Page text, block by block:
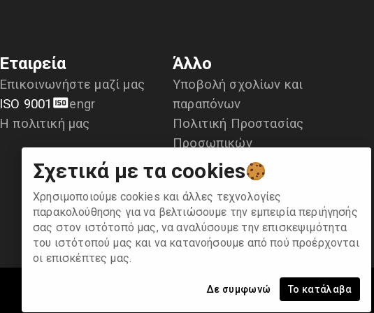
Σχετικά με τα cookies
Χρησιμοποιούμε cookies και άλλες τεχνολογίες
παρακολούθησης για να βελτιώσουμε την εμπειρία περιήγησής
σας στον ιστότοπό μας, να αναλύσουμε την επισκεψιμότητα
του ιστότοπού μας και να κατανοήσουμε από πού προέρχονται
οι επισκέπτες μας.
Δε συμφωνώ Το κατάλαβα
Εταιρεία
Επικοινωνήστε μαζί μας
ISO 9001
engr
Η πολιτική μας
Άλλο
Υποβολή σχολίων και
παραπόνων
Πολιτική Προστασίας
Προσωπικών
Δεδομένων- GDPR
Οροι χρήσης